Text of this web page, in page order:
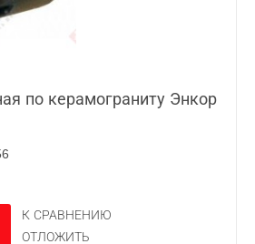
по керамограниту Энкор
К СРАВНЕНИЮ
ОТЛОЖИТЬ